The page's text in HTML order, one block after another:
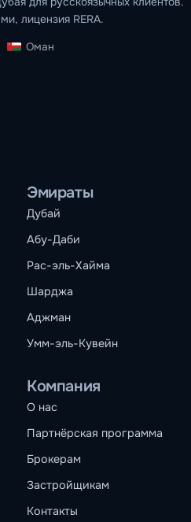
лицензия RERA.
Оман
Эмираты
Дубай
Абу-Даби
Рас-эль-Хайма
Шарджа
Аджман
Умм-эль-Кувейн
Компания
О нас
Партнёрская программа
Брокерам
Застройщикам
Контакты